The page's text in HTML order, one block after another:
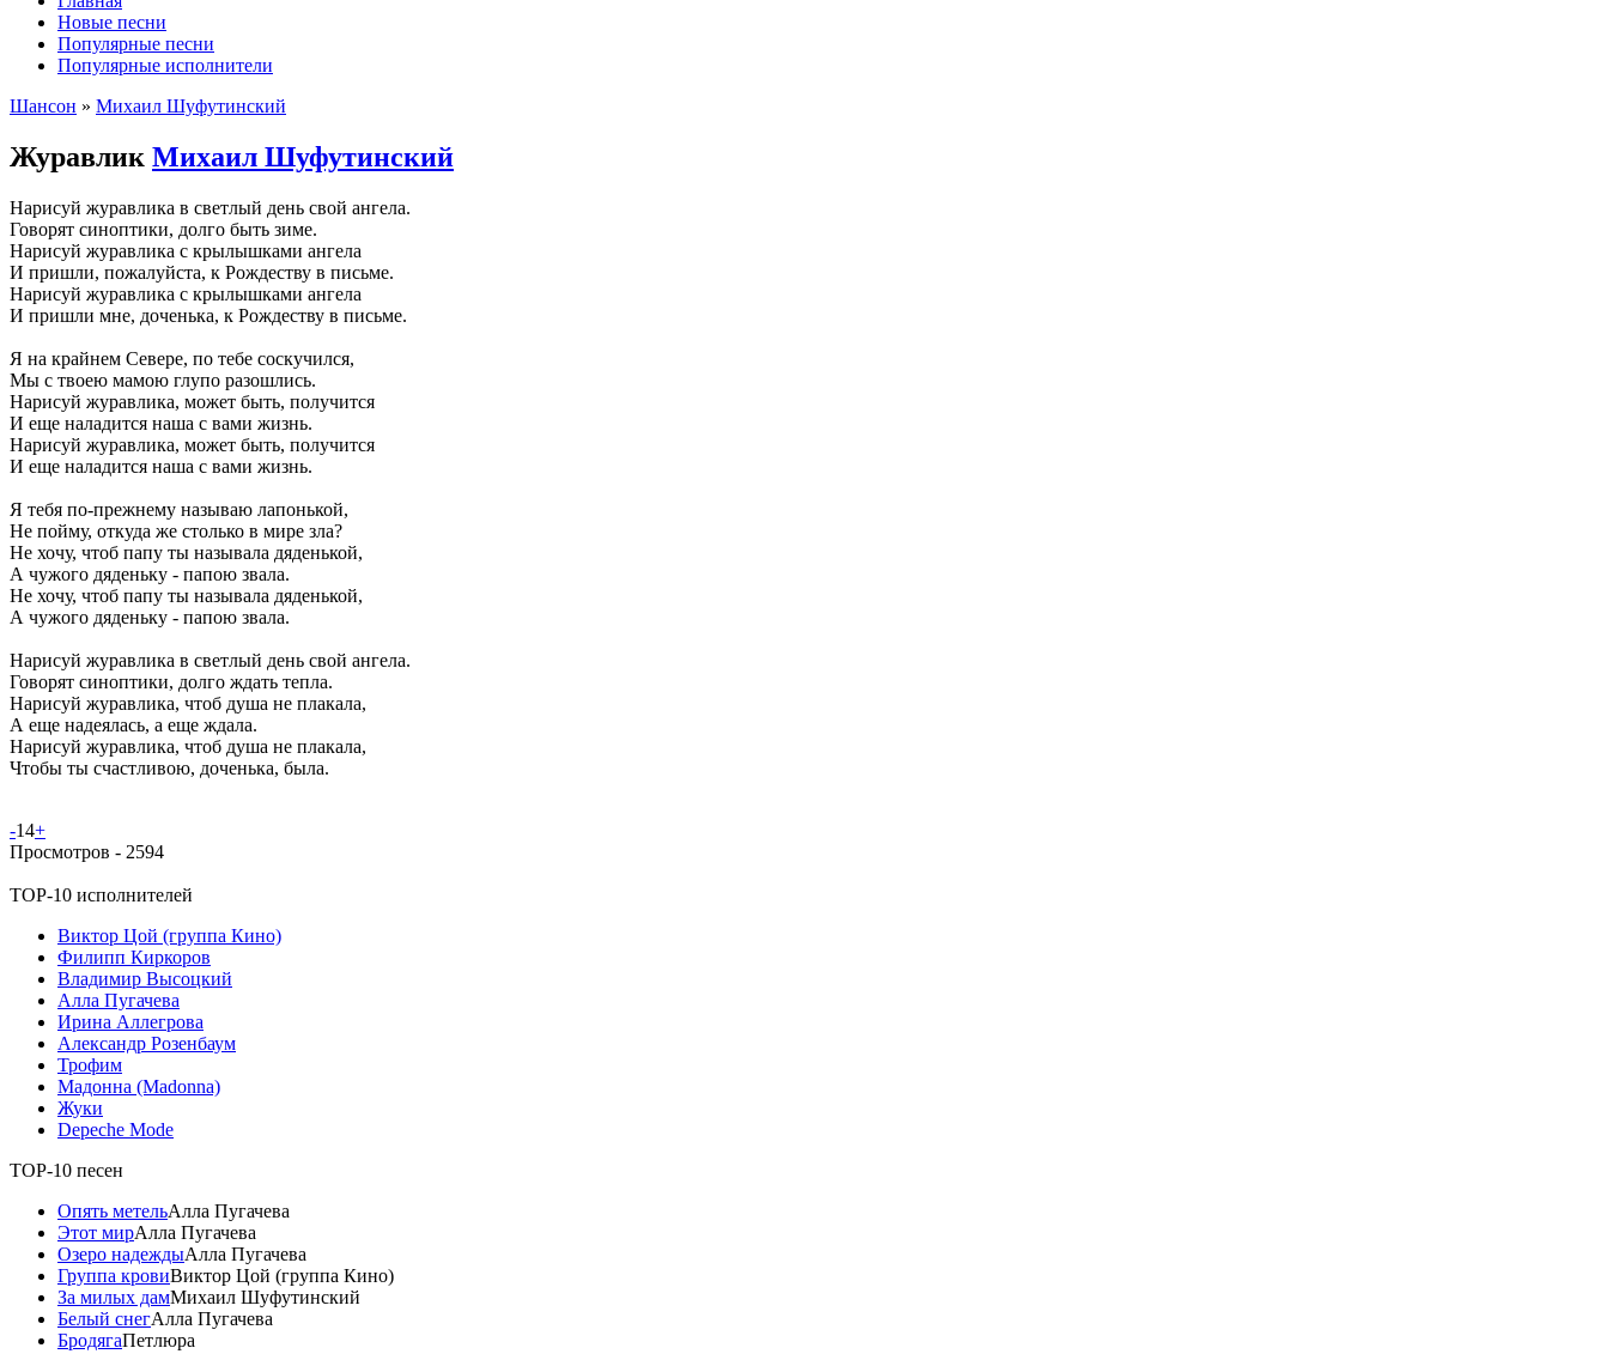
Новые песни
Популярные песни
Популярные исполнители
Шансон » Михаил Шуфутинский
Журавлик Михаил Шуфутинский
Нарисуй журавлика в светлый день свой ангела.
Говорят синоптики, долго быть зиме.
Нарисуй журавлика с крылышками ангела
И пришли, пожалуйста, к Рождеству в письме.
Нарисуй журавлика с крылышками ангела
И пришли мне, доченька, к Рождеству в письме.
Я на крайнем Севере, по тебе соскучился,
Мы с твоею мамою глупо разошлись.
Нарисуй журавлика, может быть, получится
И еще наладится наша с вами жизнь.
Нарисуй журавлика, может быть, получится
И еще наладится наша с вами жизнь.
Я тебя по-прежнему называю лапонькой,
Не пойму, откуда же столько в мире зла?
Не хочу, чтоб папу ты называла дяденькой,
А чужого дяденьку - папою звала.
Не хочу, чтоб папу ты называла дяденькой,
А чужого дяденьку - папою звала.
Нарисуй журавлика в светлый день свой ангела.
Говорят синоптики, долго ждать тепла.
Нарисуй журавлика, чтоб душа не плакала,
А еще надеялась, а еще ждала.
Нарисуй журавлика, чтоб душа не плакала,
Чтобы ты счастливою, доченька, была.
-14+
Просмотров - 2594
TOP-10 исполнителей
Виктор Цой (группа Кино)
Филипп Киркоров
Владимир Высоцкий
Алла Пугачева
Ирина Аллегрова
Александр Розенбаум
Трофим
Мадонна (Madonna)
Жуки
Depeche Mode
TOP-10 песен
Опять метельАлла Пугачева
Этот мирАлла Пугачева
Озеро надеждыАлла Пугачева
Группа кровиВиктор Цой (группа Кино)
За милых дамМихаил Шуфутинский
Белый снегАлла Пугачева
БродягаПетлюра